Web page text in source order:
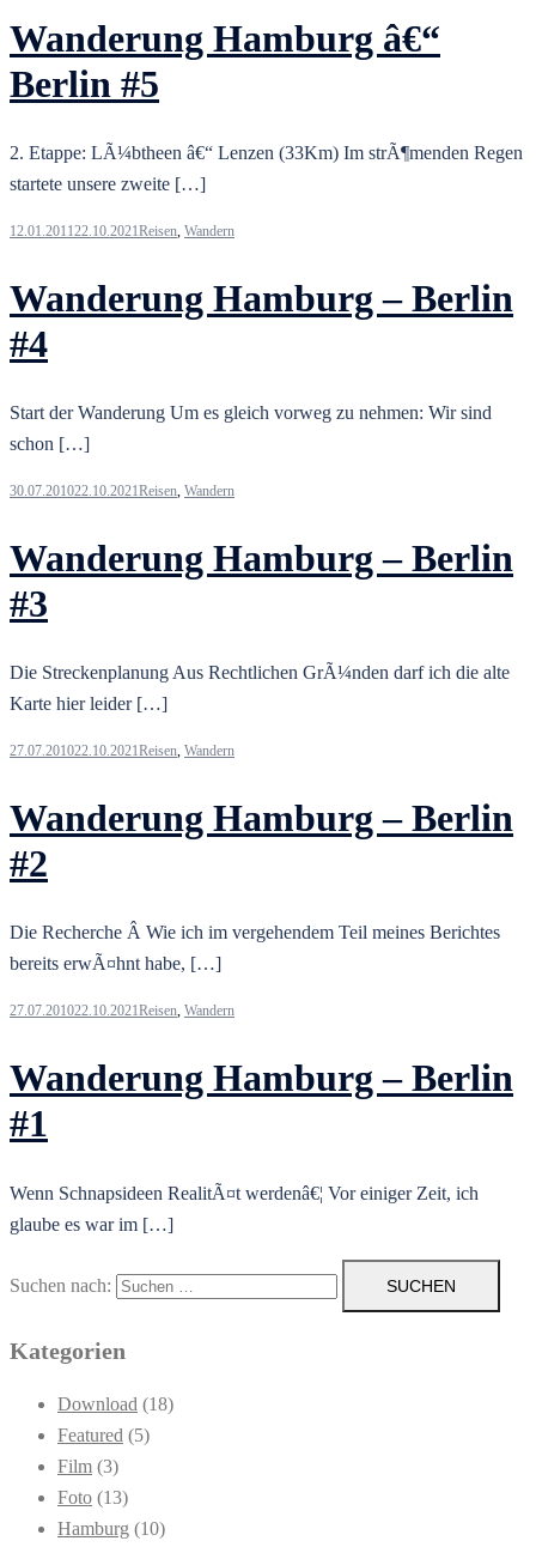
Wanderung Hamburg â€“
Berlin #5
2. Etappe: LÃ¼btheen â€“ Lenzen (33Km) Im strÃ¶menden Regen
startete unsere zweite […]
12.01.201122.10.2021Reisen, Wandern
Wanderung Hamburg – Berlin
#4
Start der Wanderung Um es gleich vorweg zu nehmen: Wir sind
schon […]
30.07.201022.10.2021Reisen, Wandern
Wanderung Hamburg – Berlin
#3
Die Streckenplanung Aus Rechtlichen GrÃ¼nden darf ich die alte
Karte hier leider […]
27.07.201022.10.2021Reisen, Wandern
Wanderung Hamburg – Berlin
#2
Die Recherche Â Wie ich im vergehendem Teil meines Berichtes
bereits erwÃ¤hnt habe, […]
27.07.201022.10.2021Reisen, Wandern
Wanderung Hamburg – Berlin
#1
Wenn Schnapsideen RealitÃ¤t werdenâ€¦ Vor einiger Zeit, ich
glaube es war im […]
Suchen nach:
Kategorien
Download (18)
Featured (5)
Film (3)
Foto (13)
Hamburg (10)